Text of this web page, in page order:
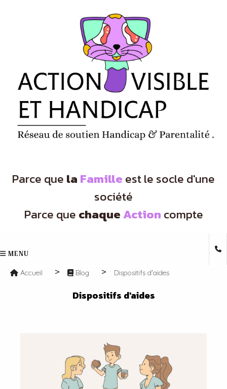
Parce que la Famille est le socle d'une
société
Parce que chaqueAction compte
MENU
Accueil Blog Dispositifs d'aides
Dispositifs d'aides